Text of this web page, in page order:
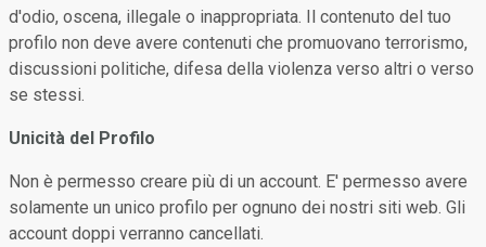
d'odio, oscena, illegale o inappropriata. Il contenuto del tuo
profilo non deve avere contenuti che promuovano terrorismo,
discussioni politiche, difesa della violenza verso altri o verso
se stessi.
Unicità del Profilo
Non è permesso creare più di un account. E' permesso avere
solamente un unico profilo per ognuno dei nostri siti web. Gli
account doppi verranno cancellati.